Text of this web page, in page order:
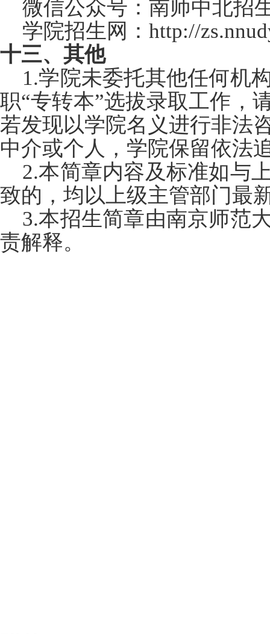
微信公众号：南师中北招
学院招生网：http://
十三、其他
1.学院未委托其他任何机
职“专转本”选拔录取工作，
若发现以学院名义进行非法
中介或个人，学院保留依法
2.本简章内容及标准如与
致的，均以上级主管部门最
3.本招生简章由南京师范
责解释。